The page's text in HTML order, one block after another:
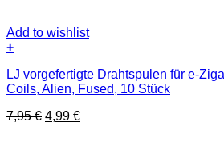
Add to wishlist
+
LJ vorgefertigte Drahtspulen für e-
Coils, Alien, Fused, 10 Stück
7,95€ Ursprünglicher
4,99 €Aktueller